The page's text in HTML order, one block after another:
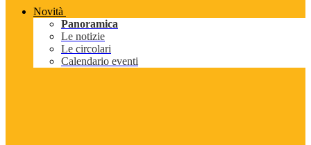
Novità
Panoramica
Le notizie
Le circolari
Calendario eventi